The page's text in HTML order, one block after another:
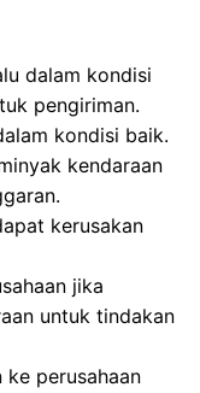
dalam kondisi
pengiriman.
kondisi baik.
kendaraan
kerusakan
jika
untuk tindakan
ke perusahaan